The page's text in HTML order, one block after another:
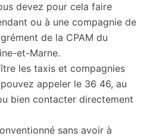
devez pour cela faire
ou à une compagnie de
de la CPAM du
et-Marne.
les taxis et compagnies
appeler le 36 46, au
bien contacter directement
sans avoir à